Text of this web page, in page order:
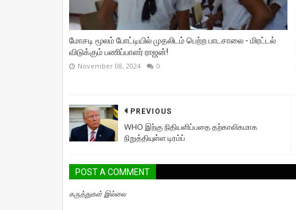
மோசடி மூலம் போட்டியில் முதலிடம் பெற்ற பாடசாலை - மிரட்டல்
விடுக்கும் பணிப்பாளர் ராஜன்!
November 08, 2024 0
PREVIOUS
WHO இற்கு நிதியளிப்பதை தற்காலிகமாக
நிறுத்தியுள்ள டிரம்ப்
POST A COMMENT
கருத்துகள் இல்லை